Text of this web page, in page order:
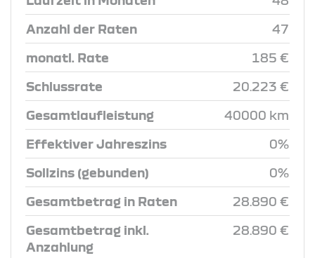
Anzahl der Raten 47
monatl. Rate 185 €
Schlussrate 20.223 €
Gesamtlaufleistung 40000 km
Effektiver Jahreszins 0%
Sollzins (gebunden) 0%
Gesamtbetrag in Raten 28.890 €
Gesamtbetrag inkl.
Anzahlung
28.890 €